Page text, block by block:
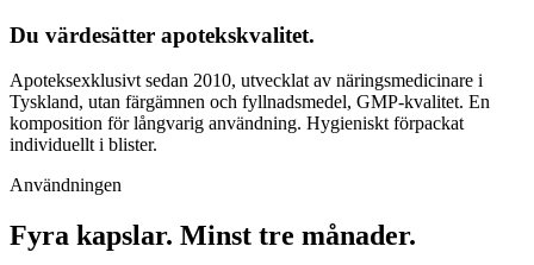
Du värdesätter apotekskvalitet.
Apoteksexklusivt sedan 2010, utvecklat av näringsmedicinare i
Tyskland, utan färgämnen och fyllnadsmedel, GMP-kvalitet. En
komposition för långvarig användning. Hygieniskt förpackat
individuellt i blister.
Användningen
Fyra kapslar. Minst tre månader.